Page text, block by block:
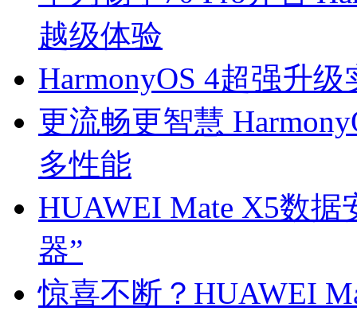
越级体验
HarmonyOS 4超强升
更流畅更智慧
多性能
HUAWEI Mate X5数
器”
惊喜不断？HUAWEI